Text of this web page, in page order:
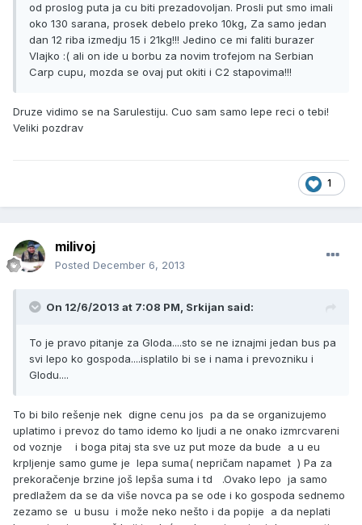
od proslog puta ja cu biti prezadovoljan. Prosli put smo imali
oko 130 sarana, prosek debelo preko 10kg, Za samo jedan
dan 12 riba izmedju 15 i 21kg!!! Jedino ce mi faliti burazer
Vlajko :( ali on ide u borbu za novim trofejom na Serbian
Carp cupu, mozda se ovaj put okiti i C2 stapovima!!!
Druze vidimo se na Sarulestiju. Cuo sam samo lepe reci o tebi!
Veliki pozdrav
1
milivoj
Posted December 6, 2013
On 12/6/2013 at 7:08 PM, Srkijan said:
To je pravo pitanje za Gloda....sto se ne iznajmi jedan bus pa
svi lepo ko gospoda....isplatilo bi se i nama i prevozniku i
Glodu....
To bi bilo rešenje nek digne cenu jos pa da se organizujemo
uplatimo i prevoz do tamo idemo ko ljudi a ne onako izmrcvareni
od voznje i boga pitaj sta sve uz put moze da bude a u eu
krpljenje samo gume je lepa suma( nepričam napamet ) Pa za
prekoračenje brzine još lepša suma i td .Ovako lepo ja samo
predlažem da se da više novca pa se ode i ko gospoda sednemo
zezamo se u busu i može neko nešto i da popije a da neplati